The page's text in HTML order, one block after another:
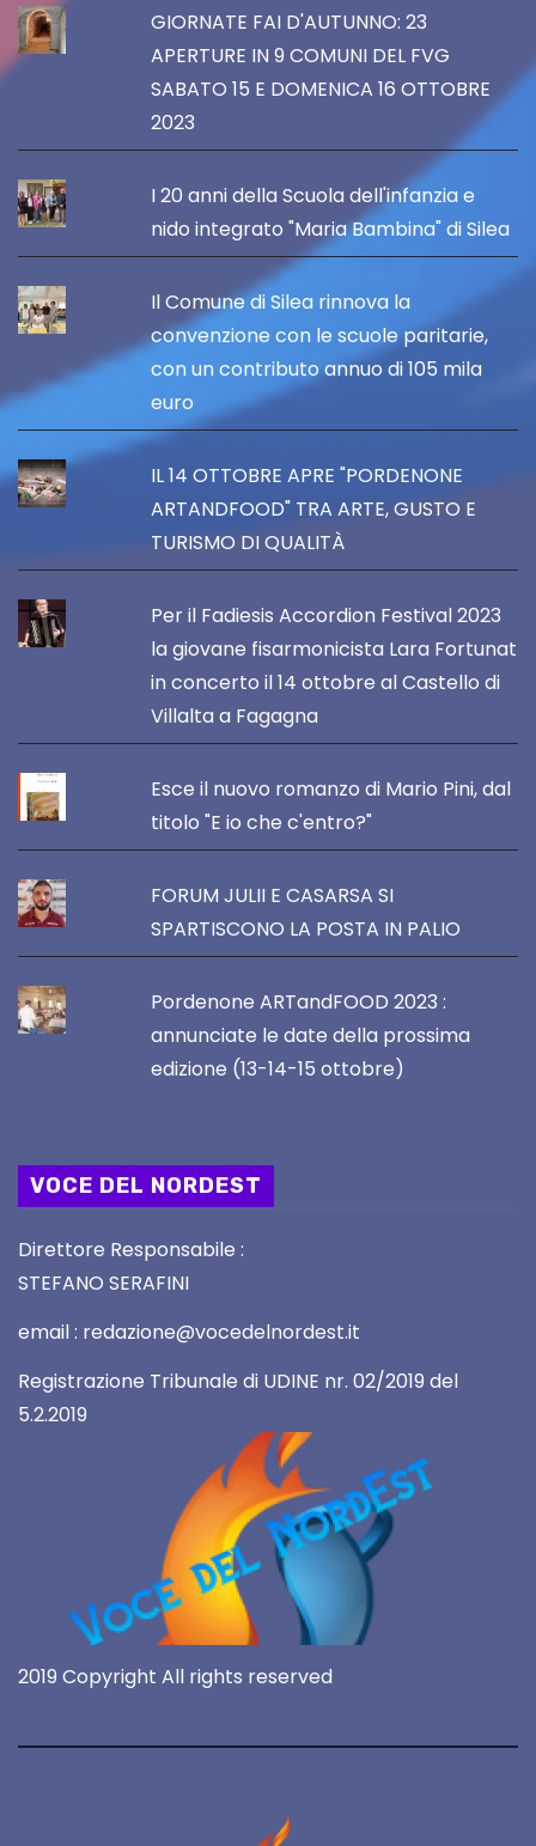
GIORNATE FAI D'AUTUNNO: 23
APERTURE IN 9 COMUNI DEL FVG
SABATO 15 E DOMENICA 16 OTTOBRE
2023
I 20 anni della Scuola dell'infanzia e
nido integrato "Maria Bambina" di Silea
Il Comune di Silea rinnova la
convenzione con le scuole paritarie,
con un contributo annuo di 105 mila
euro
IL 14 OTTOBRE APRE "PORDENONE
ARTANDFOOD" TRA ARTE, GUSTO E
TURISMO DI QUALITÀ
Per il Fadiesis Accordion Festival 2023
la giovane fisarmonicista Lara Fortunat
in concerto il 14 ottobre al Castello di
Villalta a Fagagna
Esce il nuovo romanzo di Mario Pini, dal
titolo "E io che c'entro?"
FORUM JULII E CASARSA SI
SPARTISCONO LA POSTA IN PALIO
Pordenone ARTandFOOD 2023 :
annunciate le date della prossima
edizione (13-14-15 ottobre)
VOCE DEL NORDEST
Direttore Responsabile :
STEFANO SERAFINI
email : redazione@vocedelnordest.it
Registrazione Tribunale di UDINE nr. 02/2019 del
5.2.2019
2019 Copyright All rights reserved